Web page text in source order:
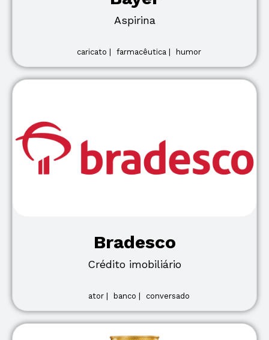
Aspirina
caricato | farmacêutica | humor
Bradesco
Crédito imobiliário
ator | banco | conversado